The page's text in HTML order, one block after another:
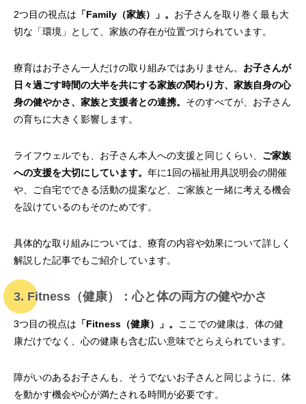
2つ目の視点は 「Family（家族）」。 お子さんを取り巻く最も大
切な「環境」として、家族の存在が位置づけられています。
療育はお子さん一人だけの取り組みではありません。 お子さんが
日々過ごす時間の大半を共にする家族の関わり方、家族自身の心
身の健やかさ、家族と支援者との連携。 そのすべてが、お子さん
の育ちに大きく影響します。
ライフウェルでも、お子さん本人への支援と同じくらい、 ご家族
への支援を大切にしています。 年に1回の福祉用具説明会の開催
や、ご自宅でできる活動の提案など、ご家族と一緒に考える機会
を設けているのもそのためです。
具体的な取り組みについては、療育の内容や効果について詳しく
解説した記事でもご紹介しています。
3. Fitness（健康）：心と体の両方の健やかさ
3つ目の視点は 「Fitness（健康）」。
ここでの健康は、体の健
康だけでなく、心の健康も含む広い意味でとらえられています。
障がいのあるお子さんも、そうでないお子さんと同じように、体
を動かす機会や心が満たされる時間が必要です。